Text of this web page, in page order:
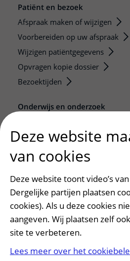
Patiënt en bezoek
Afspraak maken of wijzigen
Voorbereiden op uw afspraak
Wijzigen patiëntgegevens
Opvragen kopie dossier
Bezoektijden
Onderwijs en onderzoek
De Nieuwe Utrechtse School
Stage en opleidingsplaatsen
Strategic programs
Research groups
Researchers
Research technologies
Verwijzers
Deze website
van cookies
Deze website toont video’s
Dergelijke partijen plaatsen
cookies). Als u deze cookies
aangeven. Wij plaatsen zelf
site te verbeteren.
Lees meer over het